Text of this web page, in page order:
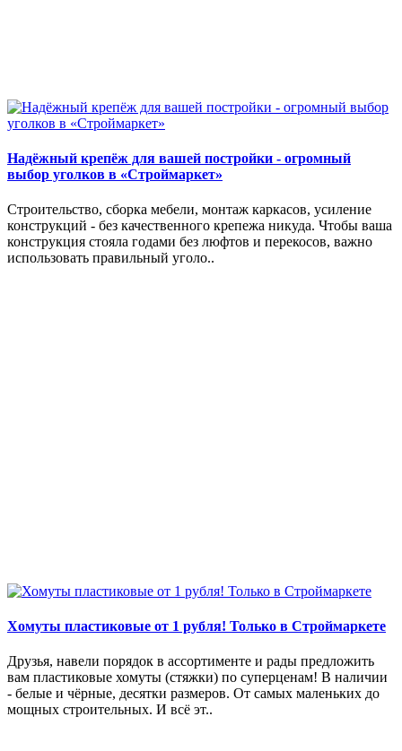
Надёжный крепёж для вашей постройки - огромный
выбор уголков в «Строймаркет»
Строительство, сборка мебели, монтаж каркасов, усиление
конструкций - без качественного крепежа никуда. Чтобы ваша
конструкция стояла годами без люфтов и перекосов, важно
использовать правильный уголо..
Хомуты пластиковые от 1 рубля! Только в Строймаркете
Друзья, навели порядок в ассортименте и рады предложить
вам пластиковые хомуты (стяжки) по суперценам! В наличии
- белые и чёрные, десятки размеров. От самых маленьких до
мощных строительных. И всё эт..